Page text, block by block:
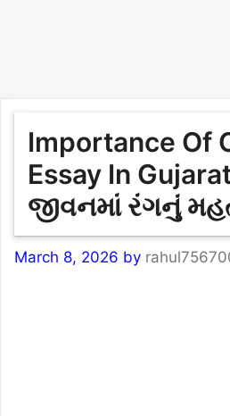
Importance Of
Essay In
જીવનમાં રંગનું
March 8, 2026 by